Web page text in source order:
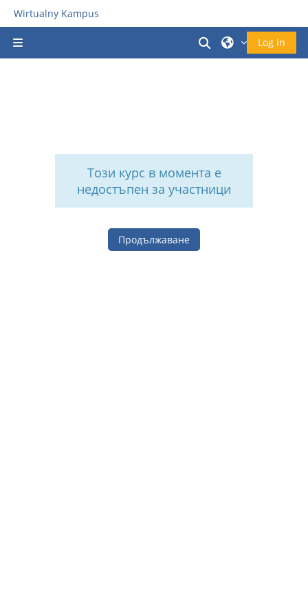
Прескочи на основното съдържание
Wirtualny Kampus
Превключване
Log in
Този курс в момента е
недостъпен за участници
Продължаване